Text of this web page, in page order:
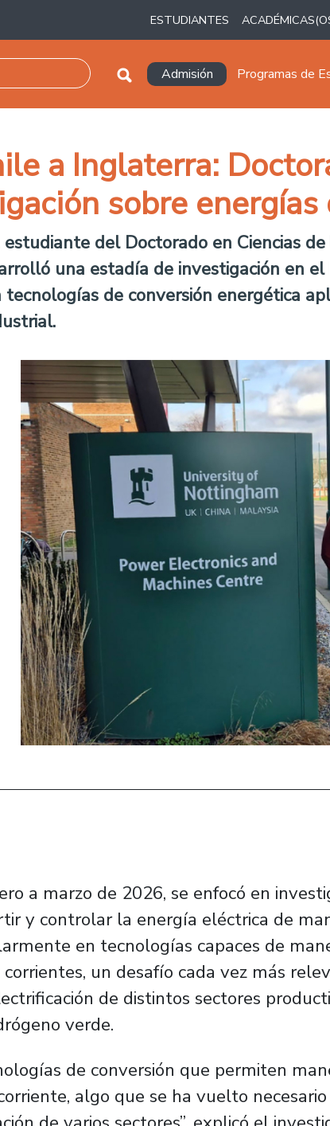
ESTUDIANTES
Navegación principal
Admisión Programas de
a Inglaterra:
sobre
del Doctorado en Ciencias
una estadía de investigación en
de conversión energética
a marzo de 2026, se enfocó en
y controlar la energía eléctrica de
en tecnologías capaces de
un desafío cada vez más
de distintos sectores
verde.
de conversión que permiten
algo que se ha vuelto